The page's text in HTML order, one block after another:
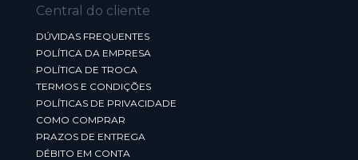
Central do cliente
DÚVIDAS FREQUENTES
POLÍTICA DA EMPRESA
POLÍTICA DE TROCA
TERMOS E CONDIÇÕES
POLÍTICAS DE PRIVACIDADE
COMO COMPRAR
PRAZOS DE ENTREGA
DÉBITO EM CONTA